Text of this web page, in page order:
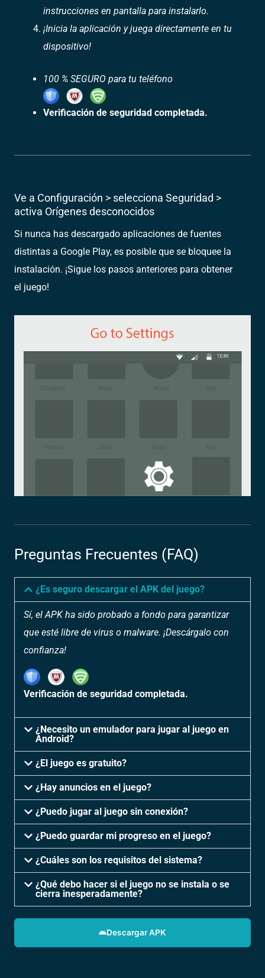
instrucciones en pantalla para instalarlo.
¡Inicia la aplicación y juega directamente en tu
dispositivo!
100 % SEGURO para tu teléfono
Verificación de seguridad completada.
Ve a Configuración > selecciona Seguridad >
activa Orígenes desconocidos
Si nunca has descargado aplicaciones de fuentes
distintas a Google Play, es posible que se bloquee la
instalación. ¡Sigue los pasos anteriores para obtener
el juego!
Preguntas Frecuentes (FAQ)
¿Es seguro descargar el APK del juego?
Sí, el APK ha sido probado a fondo para garantizar
que esté libre de virus o malware. ¡Descárgalo con
confianza!
Verificación de seguridad completada.
¿Necesito un emulador para jugar al juego en
Android?
¿El juego es gratuito?
¿Hay anuncios en el juego?
¿Puedo jugar al juego sin conexión?
¿Puedo guardar mi progreso en el juego?
¿Cuáles son los requisitos del sistema?
¿Qué debo hacer si el juego no se instala o se
cierra inesperadamente?
Descargar APK